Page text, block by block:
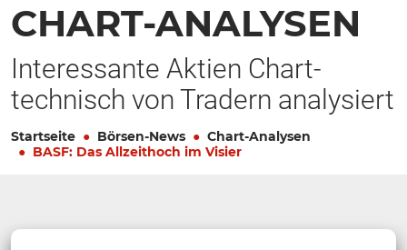
CHART-ANALYSEN
Interessante Aktien Chart-
technisch von Tradern analysiert
Startseite Börsen-News
Chart-Analysen
BASF: Das Allzeithoch im Visier